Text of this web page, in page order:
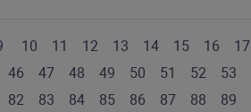
10 11 12 13 14 15 16 17
46 47 48 49 50 51 52 53
82 83 84 85 86 87 88 89